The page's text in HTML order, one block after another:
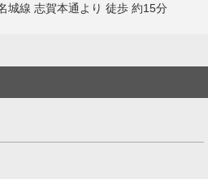
城線 志賀本通より 徒歩 約15分